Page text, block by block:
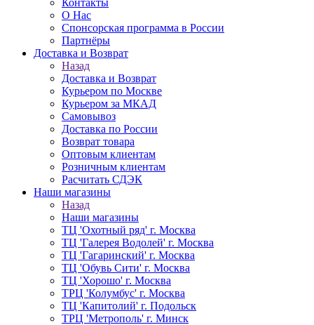
Контакты
О Нас
Спонсорская программа в России
Партнёры
Доставка и Возврат
Назад
Доставка и Возврат
Курьером по Москве
Курьером за МКАД
Самовывоз
Доставка по России
Возврат товара
Оптовым клиентам
Розничным клиентам
Расчитать СДЭК
Наши магазины
Назад
Наши магазины
ТЦ 'Охотный ряд' г. Москва
ТЦ 'Галерея Водолей' г. Москва
ТЦ 'Гагаринский' г. Москва
ТЦ 'Обувь Сити' г. Москва
ТЦ 'Хорошо' г. Москва
ТРЦ 'Колумбус' г. Москва
ТЦ 'Капитолий' г. Подольск
ТРЦ 'Метрополь' г. Минск